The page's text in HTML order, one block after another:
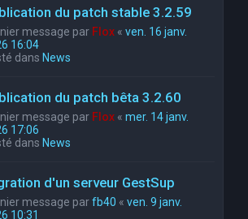
du patch stable 3.2.59
message par Flox « ven. 16 janv.
16:04
dans News
du patch bêta 3.2.60
message par Flox « mer. 14 janv.
17:06
dans News
d'un serveur GestSup
message parfb40 « ven. 9 janv.
10:31